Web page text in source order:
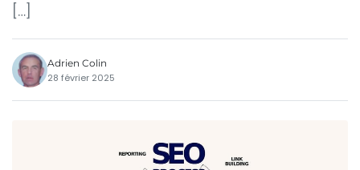
[…]
Adrien Colin
28 février 2025